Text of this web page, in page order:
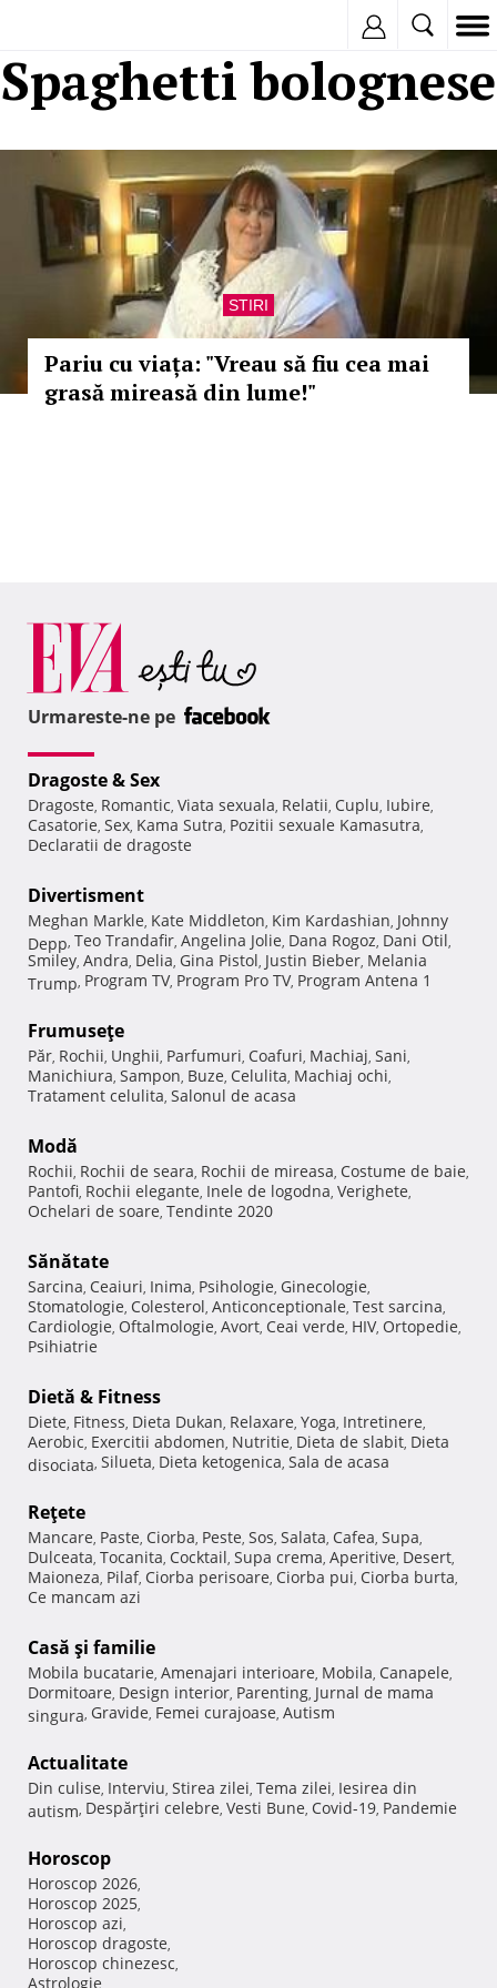
Spaghetti bolognese
STIRI
Pariu cu viața: "Vreau să fiu cea mai
grasă mireasă din lume!"
Urmareste-ne pe
Dragoste & Sex
Dragoste, Romantic, Viata sexuala, Relatii, Cuplu, Iubire,
Casatorie, Sex, Kama Sutra, Pozitii sexuale Kamasutra,
Declaratii de dragoste
Divertisment
Meghan Markle, Kate Middleton, Kim Kardashian, Johnny
Depp, Teo Trandafir, Angelina Jolie, Dana Rogoz, Dani Otil,
Smiley, Andra, Delia, Gina Pistol, Justin Bieber, Melania
Trump, Program TV, Program Pro TV, Program Antena 1
Frumuseţe
Păr, Rochii, Unghii, Parfumuri, Coafuri, Machiaj, Sani,
Manichiura, Sampon, Buze, Celulita, Machiaj ochi,
Tratament celulita, Salonul de acasa
Modă
Rochii, Rochii de seara, Rochii de mireasa, Costume de baie,
Pantofi, Rochii elegante, Inele de logodna, Verighete,
Ochelari de soare, Tendinte 2020
Sănătate
Sarcina, Ceaiuri, Inima, Psihologie, Ginecologie,
Stomatologie, Colesterol, Anticonceptionale, Test sarcina,
Cardiologie, Oftalmologie, Avort, Ceai verde, HIV, Ortopedie,
Psihiatrie
Dietă & Fitness
Diete, Fitness, Dieta Dukan, Relaxare, Yoga, Intretinere,
Aerobic, Exercitii abdomen, Nutritie, Dieta de slabit, Dieta
disociata, Silueta, Dieta ketogenica, Sala de acasa
Reţete
Mancare, Paste, Ciorba, Peste, Sos, Salata, Cafea, Supa,
Dulceata, Tocanita, Cocktail, Supa crema, Aperitive, Desert,
Maioneza, Pilaf, Ciorba perisoare, Ciorba pui, Ciorba burta,
Ce mancam azi
Casă şi familie
Mobila bucatarie, Amenajari interioare, Mobila, Canapele,
Dormitoare, Design interior, Parenting, Jurnal de mama
singura, Gravide, Femei curajoase, Autism
Actualitate
Din culise, Interviu, Stirea zilei, Tema zilei, Iesirea din
autism, Despărţiri celebre, Vesti Bune, Covid-19, Pandemie
Horoscop
Horoscop 2026,
Horoscop 2025,
Horoscop azi,
Horoscop dragoste,
Horoscop chinezesc,
Astrologie